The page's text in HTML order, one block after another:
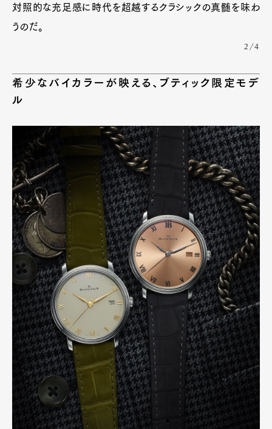
対照的な充足感に時代を超越するクラシックの真髄を味わ
うのだ。
2/4
希少なバイカラーが映える、ブティック限定モデ
ル